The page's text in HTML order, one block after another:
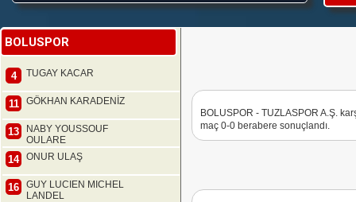
BOLUSPOR
4 TUGAY KACAR
11 GÖKHAN KARADENİZ
13
NABY YOUSSOUF
OULARE
14 ONUR ULAŞ
16
GUY LUCIEN MICHEL
LANDEL
BOLUSPOR - TUZLASPOR A.Ş.
maç 0-0 berabere sonuçlandı.